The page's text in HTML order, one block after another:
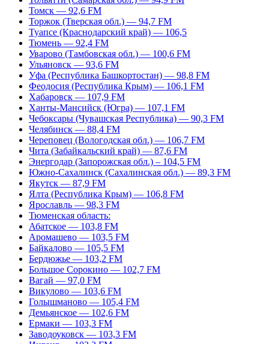
Томск — 92,6 FM
Торжок (Тверская обл.) — 94,7 FM
Туапсе (Краснодарский край) — 106,5
Тюмень — 92,4 FM
Уварово (Тамбовская обл.) — 100,6 FM
Ульяновск — 93,6 FM
Уфа (Республика Башкортостан) — 98,8 FM
Феодосия (Республика Крым) — 106,1 FM
Хабаровск — 107,9 FM
Ханты-Мансийск (Югра) — 107,1 FM
Чебоксары (Чувашская Республика) — 90,3 FM
Челябинск — 88,4 FM
Череповец (Вологодская обл.) — 106,7 FM
Чита (Забайкальский край) — 87,6 FM
Энергодар (Запорожская обл.) – 104,5 FM
Южно-Сахалинск (Сахалинская обл.) — 89,3 FM
Якутск — 87,9 FM
Ялта (Республика Крым) — 106,8 FM
Ярославль — 98,3 FM
Тюменская область:
Абатское — 103,8 FM
Аромашево — 103,5 FM
Байкалово — 105,5 FM
Бердюжье — 103,2 FM
Большое Сорокино — 102,7 FM
Вагай — 97,0 FM
Викулово — 103,6 FM
Голышманово — 105,4 FM
Демьянское — 102,6 FM
Ермаки — 103,3 FM
Заводоуковск — 103,3 FM